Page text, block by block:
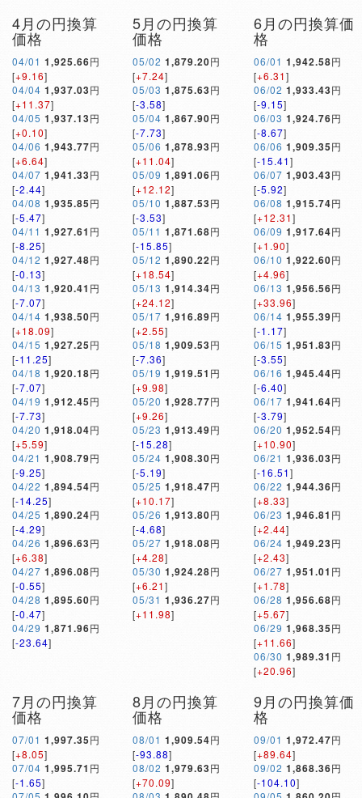
4月の円換算
価格
04/01 1,925.66円
[+9.16]
04/04 1,937.03円
[+11.37]
04/05 1,937.13円
[+0.10]
04/06 1,943.77円
[+6.64]
04/07 1,941.33円
[-2.44]
04/08 1,935.85円
[-5.47]
04/11 1,927.61 円
[-8.25]
04/12 1,927.48円
[-0.13]
04/13 1,920.41 円
[-7.07]
04/14 1,938.50円
[+18.09]
04/15 1,927.25円
[-11.25]
04/18 1,920.18円
[-7.07]
04/19 1,912.45円
[-7.73]
04/20 1,918.04円
[+5.59]
04/21 1,908.79円
[-9.25]
04/22 1,894.54円
[-14.25]
04/25 1,890.24円
[-4.29]
04/26 1,896.63円
[+6.38]
04/27 1,896.08円
[-0.55]
04/28 1,895.60円
[-0.47]
04/29 1,871.96円
[-23.64]
5月の円換算
価格
05/02 1,879.20円
[+7.24]
05/03 1,875.63円
[-3.58]
05/04 1,867.90円
[-7.73]
05/06 1,878.93円
[+11.04]
05/09 1,891.06円
[+12.12]
05/10 1,887.53円
[-3.53]
05/11 1,871.68円
[-15.85]
05/12 1,890.22円
[+18.54]
05/13 1,914.34円
[+24.12]
05/17 1,916.89円
[+2.55]
05/18 1,909.53円
[-7.36]
05/19 1,919.51 円
[+9.98]
05/20 1,928.77円
[+9.26]
05/23 1,913.49円
[-15.28]
05/24 1,908.30円
[-5.19]
05/25 1,918.47円
[+10.17]
05/26 1,913.80円
[-4.68]
05/27 1,918.08円
[+4.28]
05/30 1,924.28円
[+6.21]
05/31 1,936.27円
[+11.98]
6月の円換算価
格
06/01 1,942.58円
[+6.31]
06/02 1,933.43円
[-9.15]
06/03 1,924.76円
[-8.67]
06/06 1,909.35円
[-15.41]
06/07 1,903.43円
[-5.92]
06/08 1,915.74円
[+12.31]
06/09 1,917.64円
[+1.90]
06/10 1,922.60円
[+4.96]
06/13 1,956.56円
[+33.96]
06/14 1,955.39円
[-1.17]
06/15 1,951.83円
[-3.55]
06/16 1,945.44円
[-6.40]
06/17 1,941.64円
[-3.79]
06/20 1,952.54円
[+10.90]
06/21 1,936.03円
[-16.51]
06/22 1,944.36円
[+8.33]
06/23 1,946.81 円
[+2.44]
06/24 1,949.23円
[+2.43]
06/27 1,951.01 円
[+1.78]
06/28 1,956.68円
[+5.67]
06/29 1,968.35円
[+11.66]
06/30 1,989.31 円
[+20.96]
7月の円換算
価格
07/01 1,997.35円
[+8.05]
07/04 1,995.71 円
[-1.65]
8月の円換算
価格
08/01 1,909.54円
[-93.88]
08/02 1,979.63円
[+70.09]
9月の円換算価
格
09/01 1,972.47円
[+89.64]
09/02 1,868.36円
[-104.10]